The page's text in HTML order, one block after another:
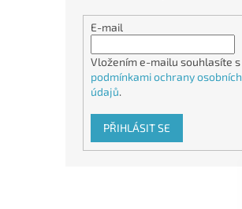
E-mail
Vložením e-mailu souhlasíte s
podmínkami ochrany osobních
údajů.
PŘIHLÁSIT SE